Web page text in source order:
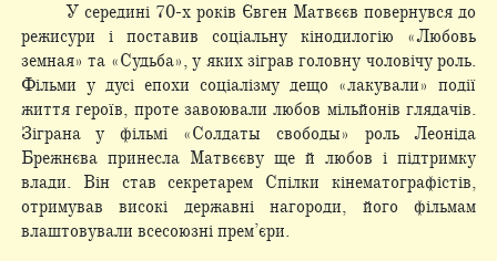
У середині 70-х років Євген Матвєєв повернувся до
режисури і поставив соціальну кінодилогію «Любовь
земная» та «Судьба», у яких зіграв головну чоловічу роль.
Фільми у дусі епохи соціалізму дещо «лакували» події
життя героїв, проте завоювали любов мільйонів глядачів.
Зіграна у фільмі «Солдаты свободы» роль Леоніда
Брежнєва принесла Матвєєву ще й любов і підтримку
влади. Він став секретарем Спілки кінематографістів,
отримував високі державні нагороди, його фільмам
влаштовували всесоюзні прем’єри.